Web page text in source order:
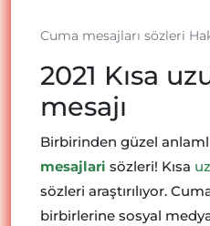
Cuma mesajları sözleri
2021 Kısa
mesajı
Birbirinden güzel
mesajlari sözleri! Kısa
sözleri araştırılıyor.
birbirlerine sosyal